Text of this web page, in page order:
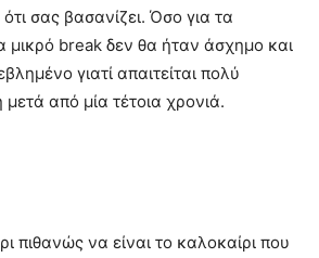
σας βασανίζει. Όσο για τα
μικρό break δεν θα ήταν άσχημο και
γιατί απαιτείται πολύ
από μία τέτοια χρονιά.
πιθανώς να είναι το καλοκαίρι που